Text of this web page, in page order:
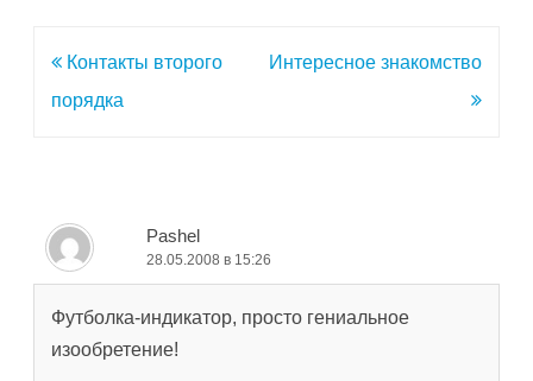
Навигация
по
Контакты второго
порядка
Интересное знакомство
Pashel
28.05.2008 в 15:26
Футболка-индикатор, просто гениальное
изообретение!